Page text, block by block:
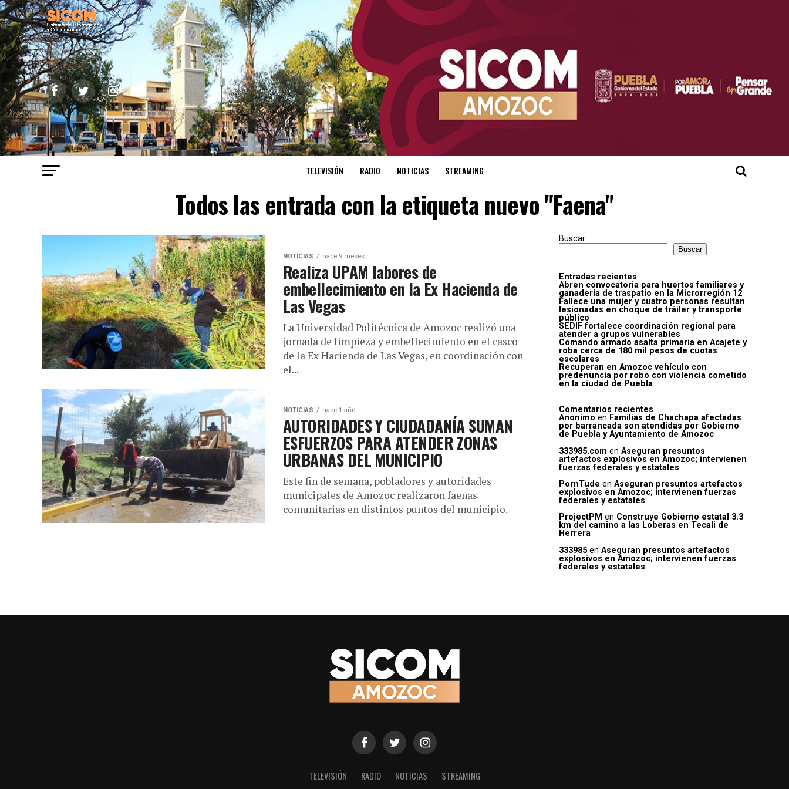
TELEVISIÓN RADIO NOTICIAS STREAMING
Todos las entrada con la etiqueta nuevo "Faena"
NOTICIAS hace 9 meses
Realiza UPAM labores de
embellecimiento en la Ex Hacienda de
Las Vegas
La Universidad Politécnica de Amozoc realizó una
jornada de limpieza y embellecimiento en el casco
de la Ex Hacienda de Las Vegas, en coordinación con
el...
NOTICIAS hace 1 año
AUTORIDADES Y CIUDADANÍA SUMAN
ESFUERZOS PARA ATENDER ZONAS
URBANAS DEL MUNICIPIO
Este fin de semana, pobladores y autoridades
municipales de Amozoc realizaron faenas
comunitarias en distintos puntos del municipio.
Buscar
Buscar
Entradas recientes
Abren convocatoria para huertos familiares y
ganadería de traspatio en la Microrregión 12
Fallece una mujer y cuatro personas resultan
lesionadas en choque de tráiler y transporte
público
SEDIF fortalece coordinación regional para
atender a grupos vulnerables
Comando armado asalta primaria en Acajete y
roba cerca de 180 mil pesos de cuotas
escolares
Recuperan en Amozoc vehículo con
predenuncia por robo con violencia cometido
en la ciudad de Puebla
Comentarios recientes
Anonimo en Familias de Chachapa afectadas
por barrancada son atendidas por Gobierno
de Puebla y Ayuntamiento de Amozoc
333985.com en Aseguran presuntos
artefactos explosivos en Amozoc; intervienen
fuerzas federales y estatales
PornTude en Aseguran presuntos artefactos
explosivos en Amozoc; intervienen fuerzas
federales y estatales
ProjectPM en Construye Gobierno estatal 3.3
km del camino a las Loberas en Tecali de
Herrera
333985 en Aseguran presuntos artefactos
explosivos en Amozoc; intervienen fuerzas
federales y estatales
TELEVISIÓN RADIO NOTICIAS STREAMING